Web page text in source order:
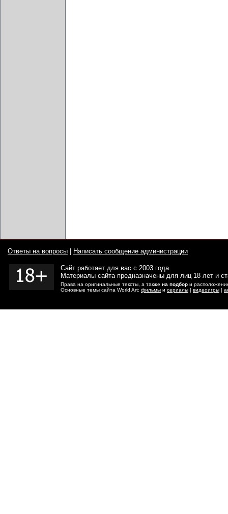
Ответы на вопросы Написать сообщение администрации
Сайт работает для вас с 2003 года.
Материалы сайта предназначены для лиц 18 лет и
Права на оригинальные тексты, а также на подбор и
Основные темы сайта World Art: фильмы и сериалы | видеоигры |